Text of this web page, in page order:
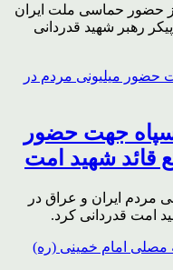
حضور حماسی ملت ایران
رهبر شهید قدردانی
سپاه جهت حضور
قائد شهید امت
مردم ایران و عراق در
امت قدردانی کرد.